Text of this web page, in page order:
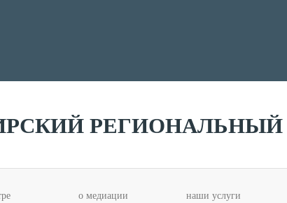
о медиации наши услуги